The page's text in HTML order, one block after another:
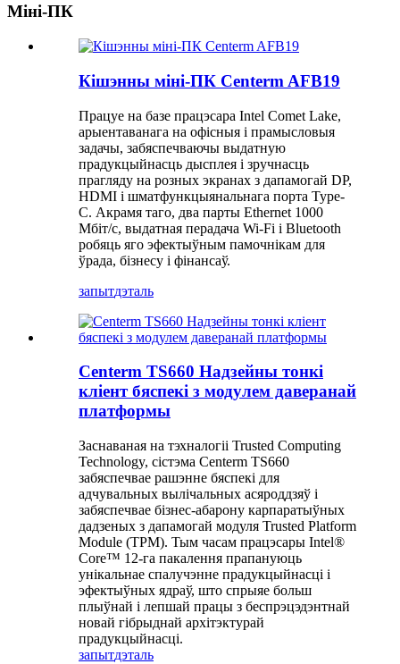
Міні-ПК
Кішэнны міні-ПК Centerm AFB19
Працуе на базе працэсара Intel Comet Lake,
арыентаванага на офісныя і прамысловыя
задачы, забяспечваючы выдатную
прадукцыйнасць дысплея і зручнасць
прагляду на розных экранах з дапамогай DP,
HDMI і шматфункцыянальнага порта Type-
C. Акрамя таго, два парты Ethernet 1000
Мбіт/с, выдатная перадача Wi-Fi і Bluetooth
робяць яго эфектыўным памочнікам для
ўрада, бізнесу і фінансаў.
запытдэталь
Centerm TS660 Надзейны тонкі
кліент бяспекі з модулем даверанай
платформы
Заснаваная на тэхналогіі Trusted Computing
Technology, сістэма Centerm TS660
забяспечвае рашэнне бяспекі для
адчувальных вылічальных асяроддзяў і
забяспечвае бізнес-абарону карпаратыўных
дадзеных з дапамогай модуля Trusted Platform
Module (TPM). Тым часам працэсары Intel®
Core™ 12-га пакалення прапануюць
унікальнае спалучэнне прадукцыйнасці і
эфектыўных ядраў, што спрыяе больш
плыўнай і лепшай працы з беспрэцэдэнтнай
новай гібрыднай архітэктурай
прадукцыйнасці.
запытдэталь